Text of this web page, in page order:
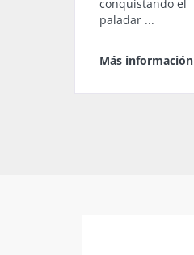
conquistando el
paladar ...
Más información